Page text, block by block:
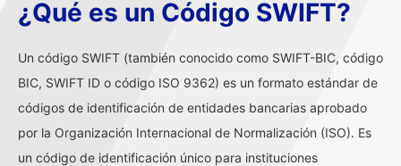
¿Qué es un Código SWIFT?
Un código SWIFT (también conocido como SWIFT-BIC, código
BIC, SWIFT ID o código ISO 9362) es un formato estándar de
códigos de identificación de entidades bancarias aprobado
por la Organización Internacional de Normalización (ISO). Es
un código de identificación único para instituciones